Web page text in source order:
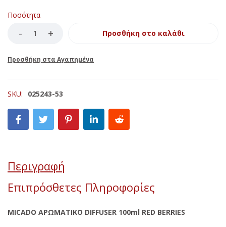
Ποσότητα
Προσθήκη στο καλάθι
SKU: 025243-53
Περιγραφή
Επιπρόσθετες Πληροφορίες
MICADO ΑΡΩΜΑΤΙΚΟ DIFFUSER 100ml RED BERRIES